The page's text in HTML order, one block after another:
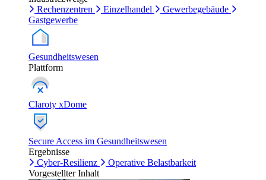
Rechenzentren
Einzelhandel
Gewerbegebäude
Gastgewerbe
Gesundheitswesen
Plattform
Claroty xDome
Secure Access im Gesundheitswesen
Ergebnisse
Cyber-Resilienz
Operative Belastbarkeit
Vorgestellter Inhalt